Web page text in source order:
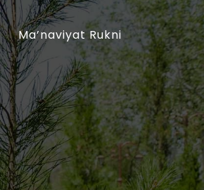
Ma’naviyat Rukni